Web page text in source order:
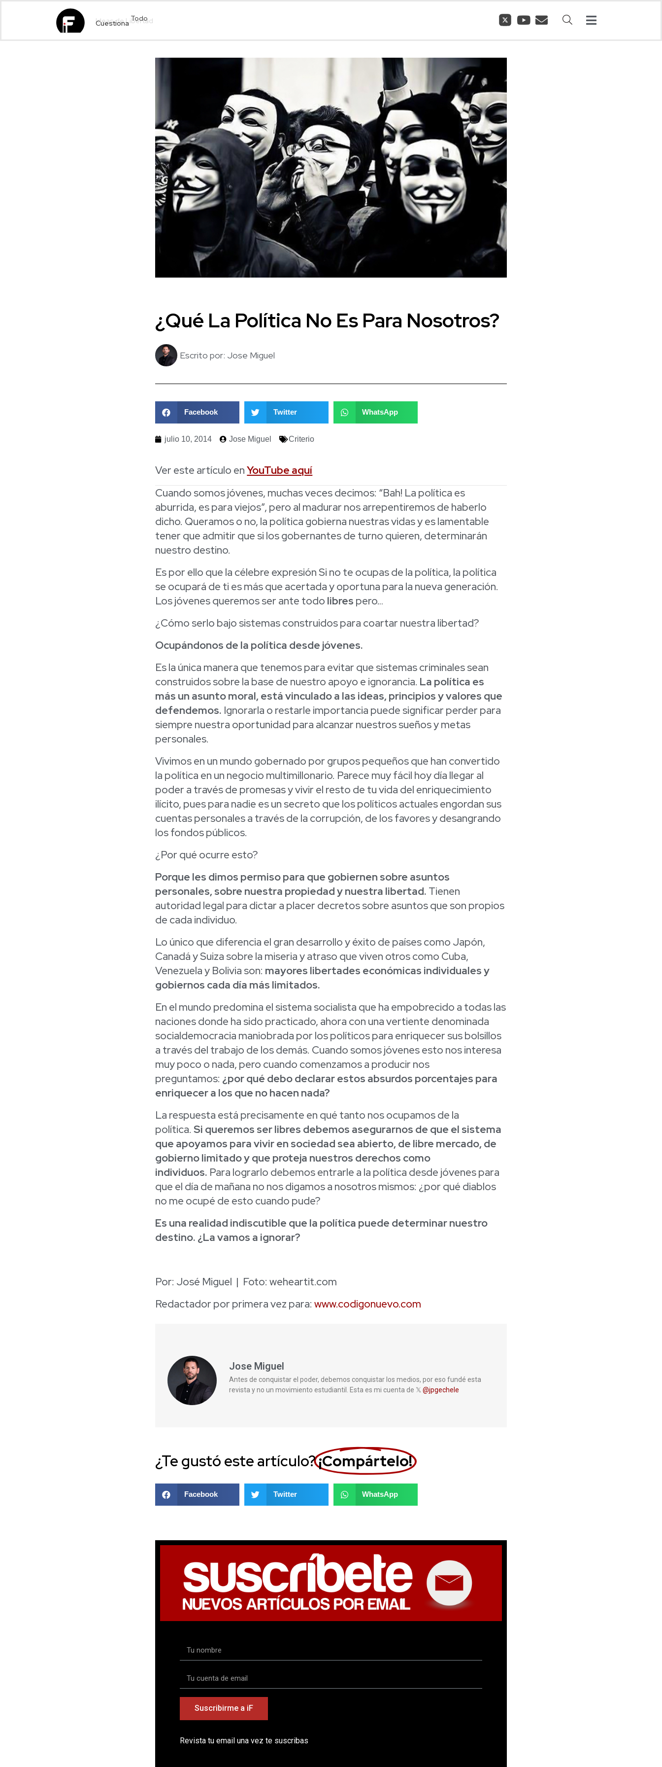
Cuestiona Todo
¿Qué La Política No Es Para Nosotros?
Escrito por: Jose Miguel
Facebook Twitter WhatsApp
julio 10, 2014 Jose Miguel Criterio
Ver este artículo enYouTube aquí
Cuando somos jóvenes, muchas veces decimos: “Bah! La política es
aburrida, es para viejos”, pero al madurar nos arrepentiremos de haberlo
dicho. Queramos o no, la política gobierna nuestras vidas y es lamentable
tener que admitir que si los gobernantes de turno quieren, determinarán
nuestro destino.
Es por ello que la célebre expresión Si no te ocupas de la política, la política
se ocupará de ti es más que acertada y oportuna para la nueva generación.
Los jóvenes queremos ser ante todo libres pero…
¿Cómo serlo bajo sistemas construidos para coartar nuestra libertad?
Ocupándonos de la política desde jóvenes.
Es la única manera que tenemos para evitar que sistemas criminales sean
construidos sobre la base de nuestro apoyo e ignorancia. La política es
más un asunto moral, está vinculado a las ideas, principios y valores que
defendemos. Ignorarla o restarle importancia puede significar perder para
siempre nuestra oportunidad para alcanzar nuestros sueños y metas
personales.
Vivimos en un mundo gobernado por grupos pequeños que han convertido
la política en un negocio multimillonario. Parece muy fácil hoy día llegar al
poder a través de promesas y vivir el resto de tu vida del enriquecimiento
ilícito, pues para nadie es un secreto que los políticos actuales engordan sus
cuentas personales a través de la corrupción, de los favores y desangrando
los fondos públicos.
¿Por qué ocurre esto?
Porque les dimos permiso para que gobiernen sobre asuntos
personales, sobre nuestra propiedad y nuestra libertad. Tienen
autoridad legal para dictar a placer decretos sobre asuntos que son propios
de cada individuo.
Lo único que diferencia el gran desarrollo y éxito de países como Japón,
Canadá y Suiza sobre la miseria y atraso que viven otros como Cuba,
Venezuela y Bolivia son: mayores libertades económicas individuales y
gobiernos cada día más limitados.
En el mundo predomina el sistema socialista que ha empobrecido a todas las
naciones donde ha sido practicado, ahora con una vertiente denominada
socialdemocracia maniobrada por los políticos para enriquecer sus bolsillos
a través del trabajo de los demás. Cuando somos jóvenes esto nos interesa
muy poco o nada, pero cuando comenzamos a producir nos
preguntamos: ¿por qué debo declarar estos absurdos porcentajes para
enriquecer a los que no hacen nada?
La respuesta está precisamente en qué tanto nos ocupamos de la
política.Si queremos ser libres debemos asegurarnos de que el sistema
que apoyamos para vivir en sociedad sea abierto, de libre mercado, de
gobierno limitado y que proteja nuestros derechos como
individuos. Para lograrlo debemos entrarle a la política desde jóvenes para
que el día de mañana no nos digamos a nosotros mismos: ¿por qué diablos
no me ocupé de esto cuando pude?
Es una realidad indiscutible que la política puede determinar nuestro
destino. ¿La vamos a ignorar?
Por: José Miguel | Foto: weheartit.com
Redactador por primera vez para:www.codigonuevo.com
Jose Miguel
Antes de conquistar el poder, debemos conquistar los medios, por eso fundé esta
revista y no un movimiento estudiantil. Esta es mi cuenta de 𝕏@jpgechele
¿Te gustó este artículo?¡Compártelo!
Facebook Twitter WhatsApp
Suscribirme a iF
Revista tu email una vez te suscribas